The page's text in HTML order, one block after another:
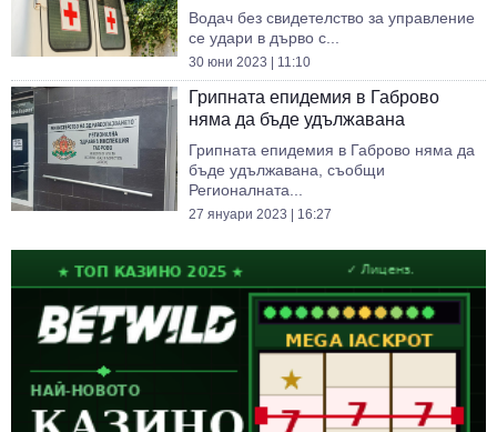
Водач без свидетелство за управление
се удари в дърво с...
30 юни 2023 | 11:10
Грипната епидемия в Габрово
няма да бъде удължавана
Грипната епидемия в Габрово няма да
бъде удължавана, съобщи
Регионалната...
27 януари 2023 | 16:27